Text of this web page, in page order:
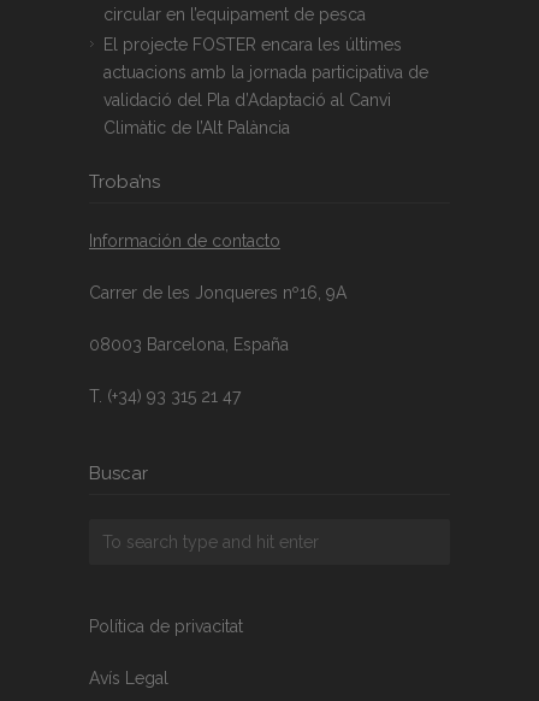
circular en l’equipament de pesca
El projecte FOSTER encara les últimes
actuacions amb la jornada participativa de
validació del Pla d’Adaptació al Canvi
Climàtic de l’Alt Palància
Troba’ns
Información de contacto
Carrer de les Jonqueres nº16, 9A
08003 Barcelona, España
T. (+34) 93 315 21 47
Buscar
Política de privacitat
Avís Legal